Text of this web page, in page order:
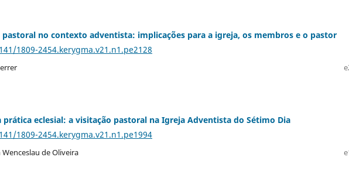
pastoral no contexto adventista: implicações para a igreja, os membros e o pastor
1809-2454.kerygma.v21.n1.pe2128
eclesial: a visitação pastoral na Igreja Adventista do Sétimo Dia
1809-2454.kerygma.v21.n1.pe1994
de Oliveira